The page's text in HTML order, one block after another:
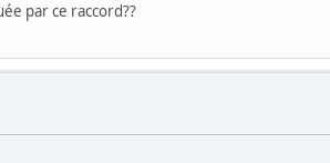
par ce raccord??